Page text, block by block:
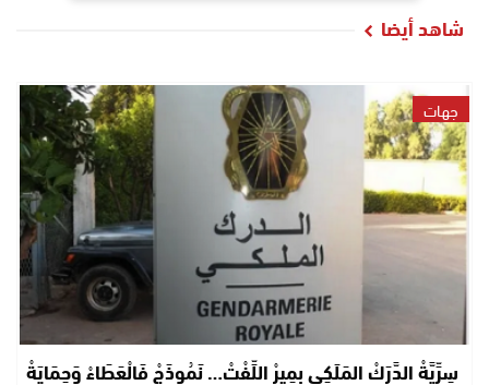
شاهد أيضا
جهات
سِرِّيَّةْ الدَّرَكْ المَلَكِي بِمِيرْ اللِّفْتْ… نَمُوذَجْ فَالْعَطَاءْ وَحِمَايَةْ